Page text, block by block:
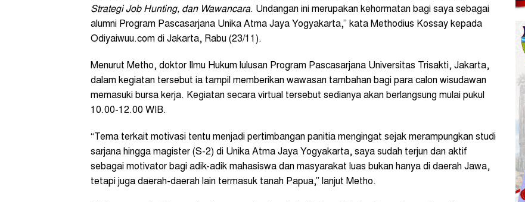
Strategi Job Hunting, dan Wawancara. Undangan ini merupakan kehormatan bagi saya sebagai
alumni Program Pascasarjana Unika Atma Jaya Yogyakarta,” kata Methodius Kossay kepada
Odiyaiwuu.com di Jakarta, Rabu (23/11).
Menurut Metho, doktor Ilmu Hukum lulusan Program Pascasarjana Universitas Trisakti, Jakarta,
dalam kegiatan tersebut ia tampil memberikan wawasan tambahan bagi para calon wisudawan
memasuki bursa kerja. Kegiatan secara virtual tersebut sedianya akan berlangsung mulai pukul
10.00-12.00 WIB.
“Tema terkait motivasi tentu menjadi pertimbangan panitia mengingat sejak merampungkan studi
sarjana hingga magister (S-2) di Unika Atma Jaya Yogyakarta, saya sudah terjun dan aktif
sebagai motivator bagi adik-adik mahasiswa dan masyarakat luas bukan hanya di daerah Jawa,
tetapi juga daerah-daerah lain termasuk tanah Papua,” lanjut Metho.